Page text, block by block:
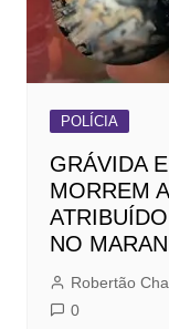
POLÍCIA
GRÁVIDA
MORREM
NO
Robertão
0